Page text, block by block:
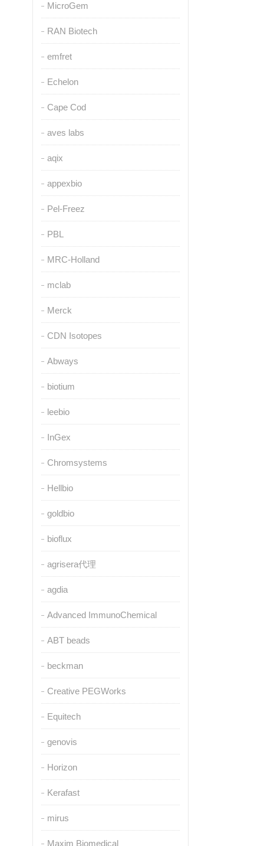
MicroGem
RAN Biotech
emfret
Echelon
Cape Cod
aves labs
aqix
appexbio
Pel-Freez
PBL
MRC-Holland
mclab
Merck
CDN Isotopes
Abways
biotium
leebio
InGex
Chromsystems
Hellbio
goldbio
bioflux
agrisera代理
agdia
Advanced ImmunoChemical
ABT beads
beckman
Creative PEGWorks
Equitech
genovis
Horizon
Kerafast
mirus
Maxim Biomedical